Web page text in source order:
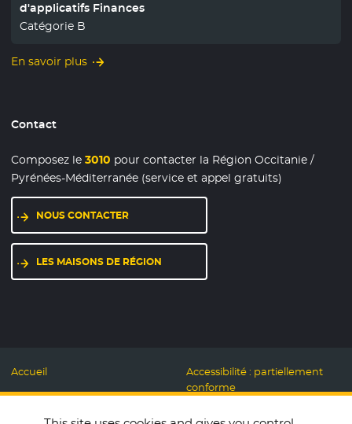
d'applicatifs Finances
Catégorie B
En savoir plus
Contact
Composez le3010 pour contacter la Région Occitanie /
Pyrénées-Méditerranée (service et appel gratuits)
NOUS CONTACTER
LES MAISONS DE RÉGION
Accueil
Mentions légales
Accessibilité : partiellement
conforme